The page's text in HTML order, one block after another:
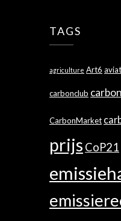
TAGS
agriculture Art6
carbonclub
CarbonMarket
prijs CoP21